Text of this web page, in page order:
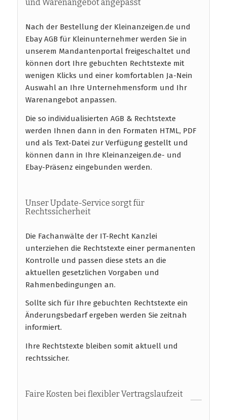
und Warenangebot angepasst
Nach der Bestellung der Kleinanzeigen.de und
Ebay AGB für Kleinunternehmer werden Sie in
unserem Mandantenportal freigeschaltet und
können dort Ihre gebuchten Rechtstexte mit
wenigen Klicks und einer komfortablen Ja-Nein
Auswahl an Ihre Unternehmensform und Ihr
Warenangebot anpassen.
Die so individualisierten AGB & Rechtstexte
werden Ihnen dann in den Formaten HTML, PDF
und als Text-Datei zur Verfügung gestellt und
können dann in Ihre Kleinanzeigen.de- und
Ebay-Präsenz eingebunden werden.
Unser Update-Service sorgt für
Rechtssicherheit
Die Fachanwälte der IT-Recht Kanzlei
unterziehen die Rechtstexte einer permanenten
Kontrolle und passen diese stets an die
aktuellen gesetzlichen Vorgaben und
Rahmenbedingungen an.
Sollte sich für Ihre gebuchten Rechtstexte ein
Änderungsbedarf ergeben werden Sie zeitnah
informiert.
Ihre Rechtstexte bleiben somit aktuell und
rechtssicher.
Faire Kosten bei flexibler Vertragslaufzeit